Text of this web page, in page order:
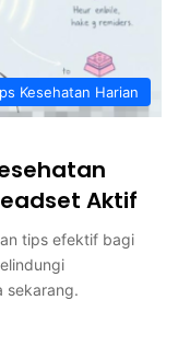
Kesehatan Harian
Aktif
tips efektif bagi
sekarang.